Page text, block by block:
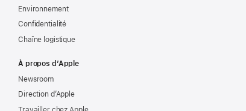
Environnement
Confidentialité
Chaîne logistique
À propos d’Apple
Newsroom
Direction d’Apple